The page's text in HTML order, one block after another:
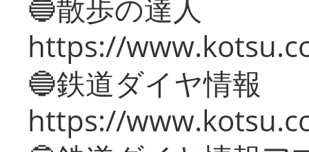
🔵散歩の達人
https://
🔵鉄道ダイヤ情報
https://